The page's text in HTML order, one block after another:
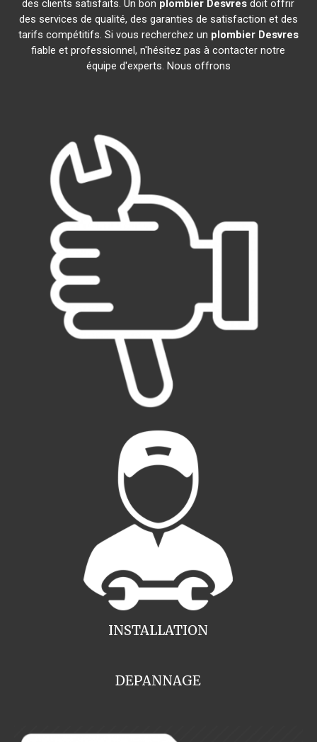
des clients satisfaits. Un bon plombier Desvres doit offrir
des services de qualité, des garanties de satisfaction et des
tarifs compétitifs. Si vous recherchez un plombier Desvres
fiable et professionnel, n'hésitez pas à contacter notre
équipe d'experts. Nous offrons
INSTALLATION
DEPANNAGE